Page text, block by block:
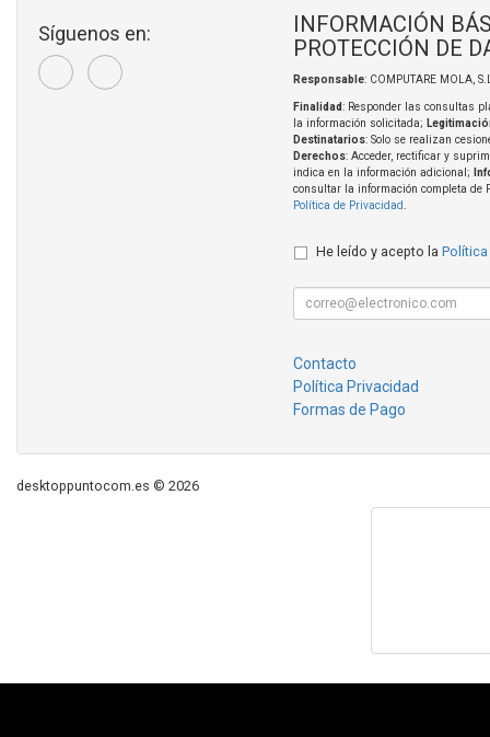
Síguenos en:
INFORMACIÓN
PROTECCIÓN DE
Responsable: COMPUTARE MOLA,
Finalidad: Responder las consultas
la información solicitada;
Destinatarios: Solo se realizan
Derechos: Acceder, rectificar y
indica en la información adicional;
consultar la información completa de
Política de Privacidad
He leído y acepto la Política
Contacto
Política Privacidad
Formas de Pago
desktoppuntocom.es © 2026